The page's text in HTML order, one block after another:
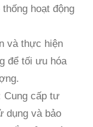
hoạt động
và thực hiện
để tối ưu hóa
Cung cấp tư
dụng và bảo